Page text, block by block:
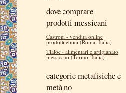
dove comprare
prodotti messicani
Castroni - vendita online
prodotti etnici (Roma, Italia)
Tlaloc - alimentari e artigianato
messicano (Torino, Italia)
categorie metafisiche e
metà no